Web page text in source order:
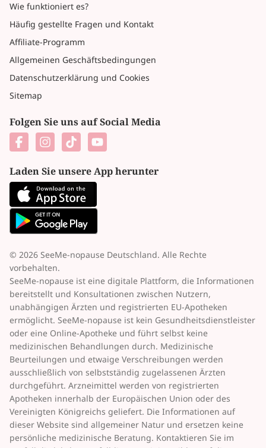
Wie funktioniert es?
Häufig gestellte Fragen und Kontakt
Affiliate-Programm
Allgemeinen Geschäftsbedingungen
Datenschutzerklärung und Cookies
Sitemap
Folgen Sie uns auf Social Media
Laden Sie unsere App herunter
© 2026 SeeMe-nopause Deutschland. Alle Rechte
vorbehalten.
SeeMe-nopause ist eine digitale Plattform, die Informationen
bereitstellt und Konsultationen zwischen Nutzern,
unabhängigen Ärzten und registrierten EU-Apotheken
ermöglicht. SeeMe-nopause ist kein Gesundheitsdienstleister
oder eine Online-Apotheke und führt selbst keine
medizinischen Behandlungen durch. Medizinische
Beurteilungen und etwaige Verschreibungen werden
ausschließlich von selbstständig zugelassenen Ärzten
durchgeführt. Arzneimittel werden von registrierten
Apotheken innerhalb der Europäischen Union oder des
Vereinigten Königreichs geliefert. Die Informationen auf
dieser Website sind allgemeiner Natur und ersetzen keine
persönliche medizinische Beratung. Kontaktieren Sie im